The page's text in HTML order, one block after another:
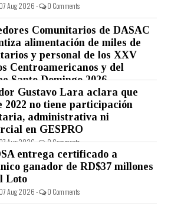
07 Aug 2026 - 0 Comments
Comunitarios de DASAC
alimentación de miles de
y personal de los XXV
Centroamericanos y del
Santo Domingo 2026
Gustavo Lara aclara que
2022 no tiene participación
administrativa ni
en GESPRO
07 Aug 2026 - 0 Comments
entrega certificado a
ganador de RD$37 millones
Loto
07 Aug 2026 - 0 Comments